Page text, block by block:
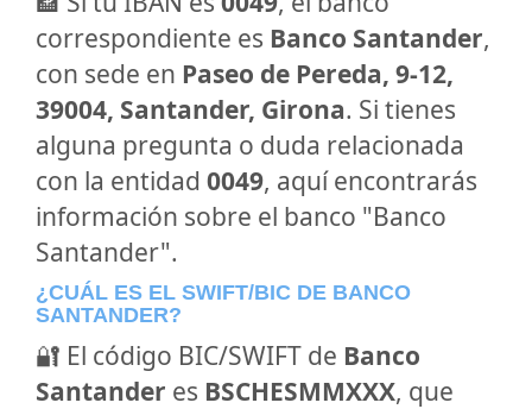
correspondiente es Banco Santander,
con sede en Paseo de Pereda, 9-12,
39004, Santander, Girona. Si tienes
alguna pregunta o duda relacionada
con la entidad 0049, aquí encontrarás
información sobre el banco "Banco
Santander".
¿CUÁL ES EL SWIFT/BIC DE BANCO
SANTANDER?
🔐 El código BIC/SWIFT de Banco
Santander es BSCHESMMXXX, que